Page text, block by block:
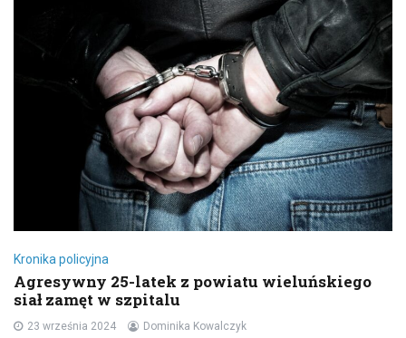
Kronika policyjna
Agresywny 25-latek z powiatu wieluńskiego
siał zamęt w szpitalu
23 września 2024 Dominika Kowalczyk